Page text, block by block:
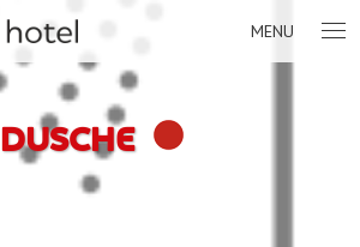
MENU
DUSCHE